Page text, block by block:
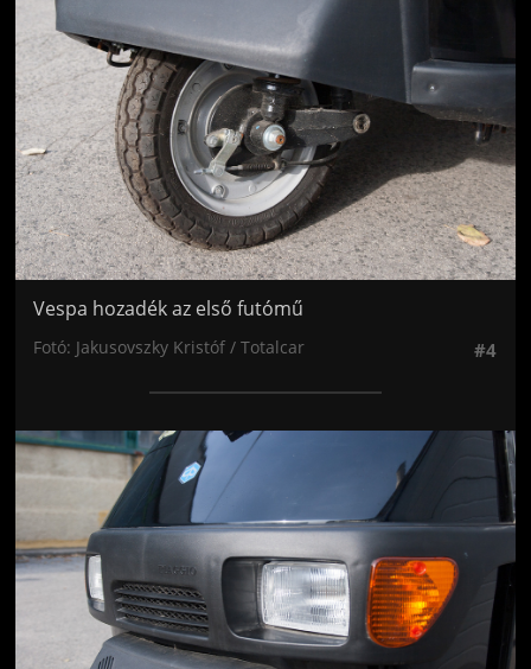
Vespa hozadék az első futómű
Fotó: Jakusovszky Kristóf / Totalcar #4
Jön még kép!